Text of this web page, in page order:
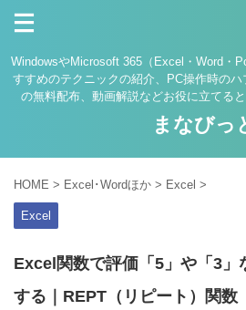
WindowsやMicrosoft 365（Excel・Word・
すすめのテクニックの紹介、PC操作時の
の無料配布、動画解説などお役に立てる
まなびっ
HOME > Excel･Wordほか > Excel >
Excel
Excel関数で評価「5」や「3
する｜REPT（リピート）関数